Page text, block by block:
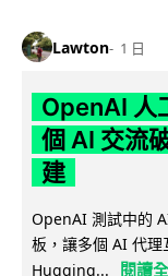
Lawton 1 日
OpenAI 人
個 AI 交流
建
OpenAI 測試中的
板，讓多個 AI 代
Hugging...
閱讀